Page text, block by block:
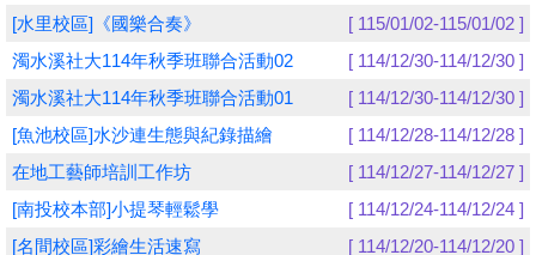
友站連結
網路選課
學員專區
教師專區
評委專區
[水里校區]《國樂合奏》
[ 115/01/02-115/01/02 ]
濁水溪社大114年秋季班聯合活動02
[ 114/12/30-114/12/30 ]
濁水溪社大114年秋季班聯合活動01
[ 114/12/30-114/12/30 ]
[魚池校區]水沙連生態與紀錄描繪
[ 114/12/28-114/12/28 ]
在地工藝師培訓工作坊
[ 114/12/27-114/12/27 ]
[南投校本部]小提琴輕鬆學
[ 114/12/24-114/12/24 ]
[名間校區]彩繪生活速寫
[ 114/12/20-114/12/20 ]